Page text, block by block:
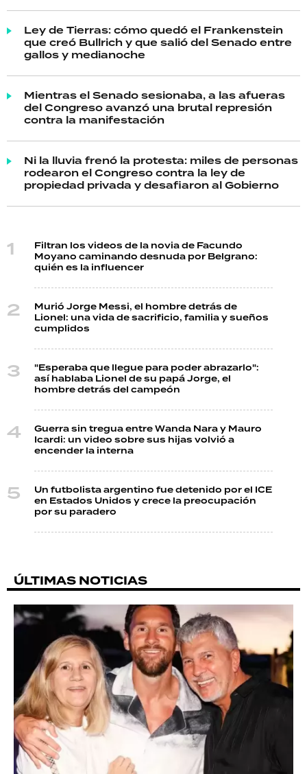
Ley de Tierras: cómo quedó el Frankenstein
que creó Bullrich y que salió del Senado entre
gallos y medianoche
Mientras el Senado sesionaba, a las afueras
del Congreso avanzó una brutal represión
contra la manifestación
Ni la lluvia frenó la protesta: miles de personas
rodearon el Congreso contra la ley de
propiedad privada y desafiaron al Gobierno
Filtran los videos de la novia de Facundo
Moyano caminando desnuda por Belgrano:
quién es la influencer
Murió Jorge Messi, el hombre detrás de
Lionel: una vida de sacrificio, familia y sueños
cumplidos
"Esperaba que llegue para poder abrazarlo":
así hablaba Lionel de su papá Jorge, el
hombre detrás del campeón
Guerra sin tregua entre Wanda Nara y Mauro
Icardi: un video sobre sus hijas volvió a
encender la interna
Un futbolista argentino fue detenido por el ICE
en Estados Unidos y crece la preocupación
por su paradero
ÚLTIMAS NOTICIAS